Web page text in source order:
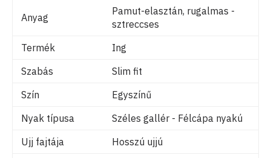
Anyag
Pamut-elasztán, rugalmas -
sztreccses
Termék
Ing
Szabás
Slim fit
Szín
Egyszínű
Nyak típusa
Széles gallér - Félcápa nyakú
Ujj fajtája
Hosszú ujjú